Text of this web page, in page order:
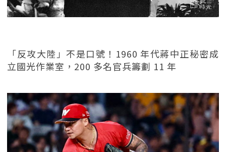
「反攻大陸」不是口號！1960 年代蔣中正秘密成
立國光作業室，200 多名官兵籌劃 11 年